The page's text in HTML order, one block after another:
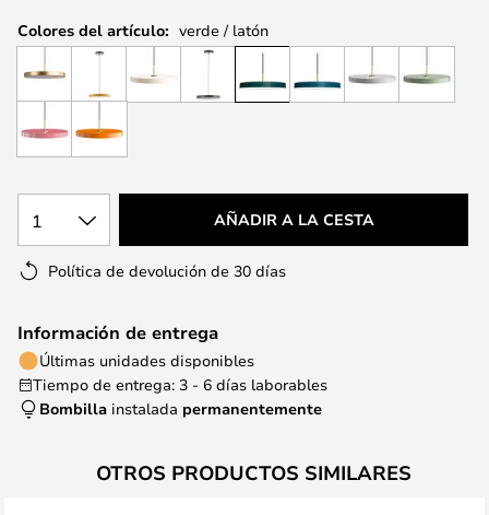
Colores del artículo: verde / latón
1 AÑADIR A LA CESTA
Política de devolución de 30 días
Información de entrega
Últimas unidades disponibles
Tiempo de entrega: 3 - 6 días laborables
Bombilla instalada permanentemente
OTROS PRODUCTOS SIMILARES